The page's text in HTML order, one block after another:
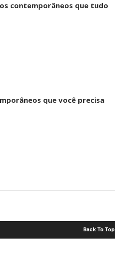
contemporâneos que tudo
que você precisa
Back To Top